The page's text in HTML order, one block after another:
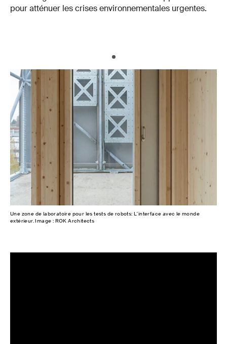
pour atténuer les crises environnementales urgentes.
Une zone de laboratoire pour les tests de robots: L'interface avec le monde
extérieur. Image : ROK Architects